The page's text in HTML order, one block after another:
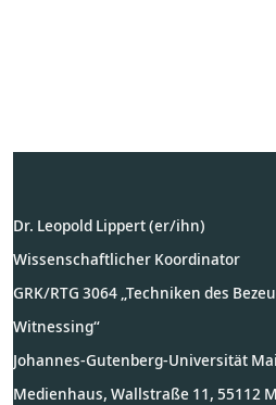
Dr. Leopold Lippert (er/ihn)
Wissenschaftlicher Koordinator
GRK/RTG 3064 „Techniken des
Witnessing“
Johannes-Gutenberg-Universität
Medienhaus, Wallstraße 11, 55112